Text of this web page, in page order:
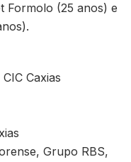
Formolo (25 anos) e
Caxias
Grupo RBS,